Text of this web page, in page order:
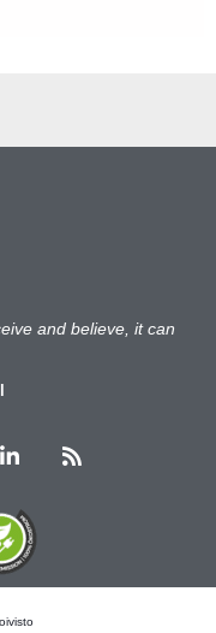
and believe, it can
i
e
d
i
n
s